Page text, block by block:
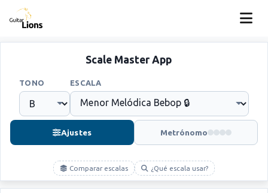
Scale Master App
TONO ESCALA
Ajustes Metrónomo
Comparar escalas ¿Qué escala usar?